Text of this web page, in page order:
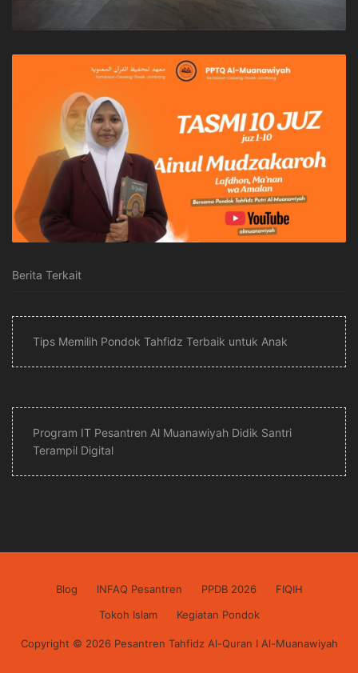
Berita Terkait
Tips Memilih Pondok Tahfidz Terbaik untuk Anak
Program IT Pesantren Al Muanawiyah Didik Santri
Terampil Digital
Blog INFAQ Pesantren PPDB 2026
FIQIH
Tokoh Islam
Kegiatan Pondok
Copyright © 2026 Pesantren Tahfidz Al-Quran I Al-Muanawiyah